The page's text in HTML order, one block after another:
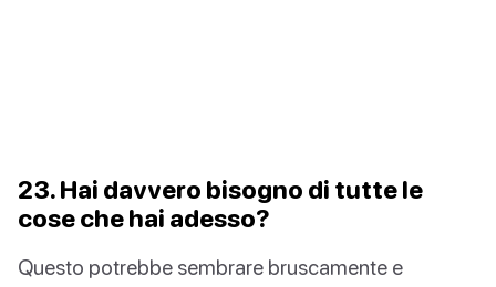
23. Hai davvero bisogno di tutte le
cose che hai adesso?
Questo potrebbe sembrare bruscamente e